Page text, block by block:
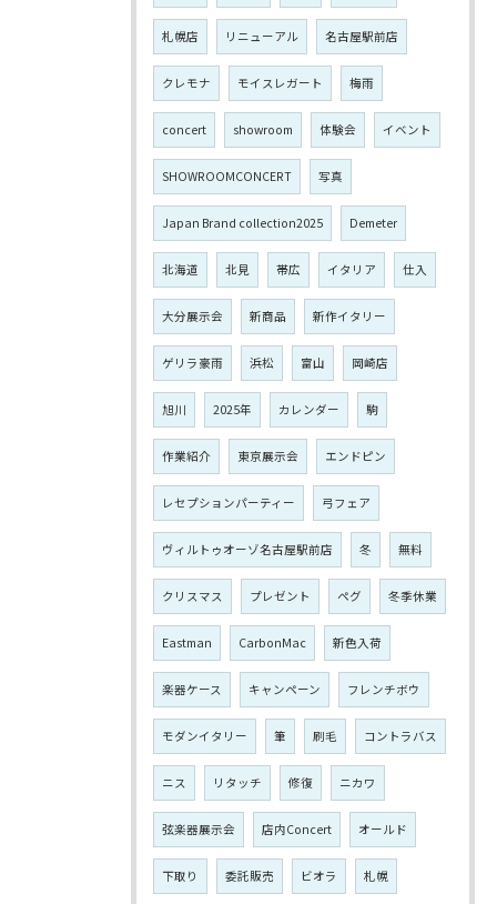
札幌店 リニューアル 名古屋駅前店
クレモナ モイスレガート 梅雨
concert showroom 体験会 イベント
SHOWROOMCONCERT 写真
Japan Brand collection2025 Demeter
北海道 北見 帯広 イタリア 仕入
大分展示会 新商品 新作イタリー
ゲリラ豪雨 浜松 富山 岡崎店
旭川 2025年 カレンダー 駒
作業紹介 東京展示会 エンドピン
レセプションパーティー 弓フェア
ヴィルトゥオーゾ名古屋駅前店 冬 無料
クリスマス プレゼント ペグ 冬季休業
Eastman CarbonMac 新色入荷
楽器ケース キャンペーン フレンチボウ
モダンイタリー 筆 刷毛 コントラバス
ニス リタッチ 修復 ニカワ
弦楽器展示会 店内Concert オールド
下取り 委託販売 ビオラ 札幌